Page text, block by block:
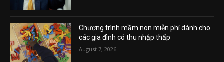
Chương trình mầm non miễn phí dành cho
các gia đình có thu nhập thấp
August 7, 2026